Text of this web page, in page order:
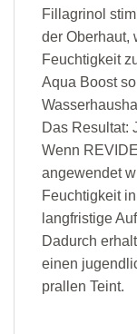
Fillagrinol
der Oberhaut,
Feuchtigkeit
Aqua Boost
Das Resultat:
Wenn
angewendet
Feuchtigkeit
langfristige
Dadurch
einen
prallen Teint.